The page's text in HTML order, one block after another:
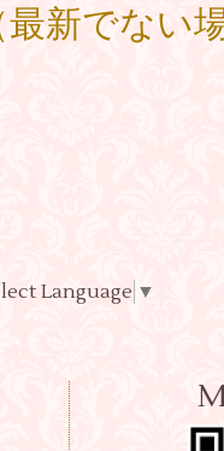
新でない
Language ▼